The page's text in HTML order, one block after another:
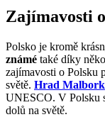
Zajímavosti
Polsko je kromě
známé také díky
zajímavosti o Polsku
světě. Hrad Malbork
UNESCO. V Polsku
dolů na světě.